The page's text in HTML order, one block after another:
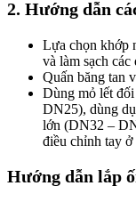
2. Hướng dẫn
Lựa chọn khớp
và làm sạch
Quấn băng tan
Dùng mỏ lết
DN25), dùng
lớn (DN32 –
điều chỉnh tay
Hướng dẫn lắp